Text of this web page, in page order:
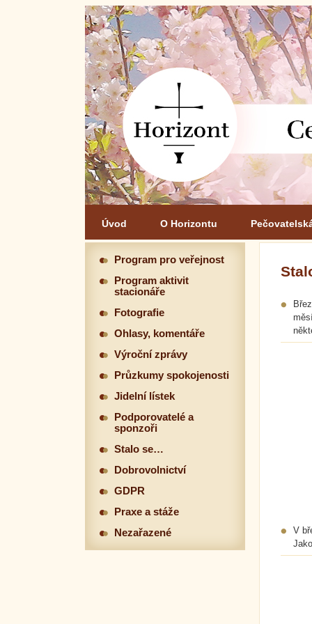
Úvod O Horizontu
V
Program pro veřejnost
Program aktivit
stacionáře
Fotografie
Ohlasy, komentáře
Výroční zprávy
Průzkumy spokojenosti
Jidelní lístek
Podporovatelé a
sponzoři
Stalo se…
Dobrovolnictví
GDPR
Praxe a stáže
Nezařazené